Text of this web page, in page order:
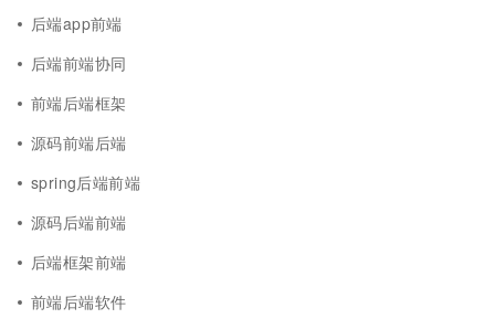
后端app前端
后端前端协同
前端后端框架
源码前端后端
spring后端前端
源码后端前端
后端框架前端
前端后端软件